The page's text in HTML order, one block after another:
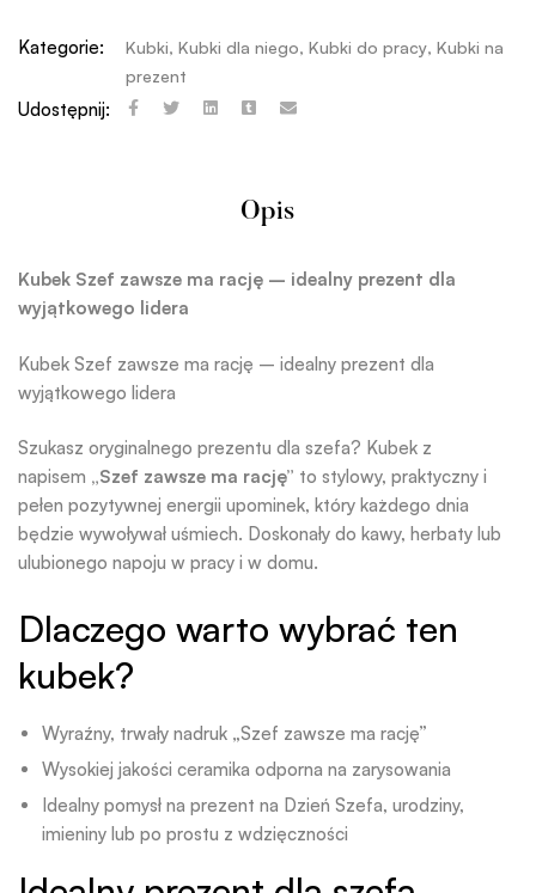
Kategorie: Kubki, Kubki dla niego, Kubki do pracy, Kubki na
prezent
Udostępnij:
Opis
Kubek Szef zawsze ma rację – idealny prezent dla
wyjątkowego lidera
Kubek Szef zawsze ma rację – idealny prezent dla
wyjątkowego lidera
Szukasz oryginalnego prezentu dla szefa? Kubek z
napisem „Szef zawsze ma rację” to stylowy, praktyczny i
pełen pozytywnej energii upominek, który każdego dnia
będzie wywoływał uśmiech. Doskonały do kawy, herbaty lub
ulubionego napoju w pracy i w domu.
Dlaczego warto wybrać ten
kubek?
Wyraźny, trwały nadruk „Szef zawsze ma rację”
Wysokiej jakości ceramika odporna na zarysowania
Idealny pomysł na prezent na Dzień Szefa, urodziny,
imieniny lub po prostu z wdzięczności